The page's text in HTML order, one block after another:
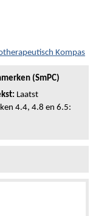
Kompas
(SmPC)
Laatst
4.4, 4.8 en 6.5: